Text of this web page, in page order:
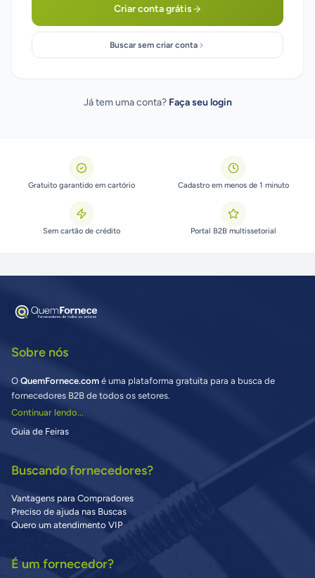
Criar conta grátis
Buscar sem criar conta
Já tem uma conta? Faça seu login
Gratuito garantido em cartório Cadastro em menos de 1 minuto
Sem cartão de crédito Portal B2B multissetorial
Sobre nós
O QuemFornece.com é uma plataforma gratuita para a busca de
fornecedores B2B de todos os setores.
Continuar lendo...
Guia de Feiras
Buscando fornecedores?
Vantagens para Compradores
Preciso de ajuda nas Buscas
Quero um atendimento VIP
É um fornecedor?